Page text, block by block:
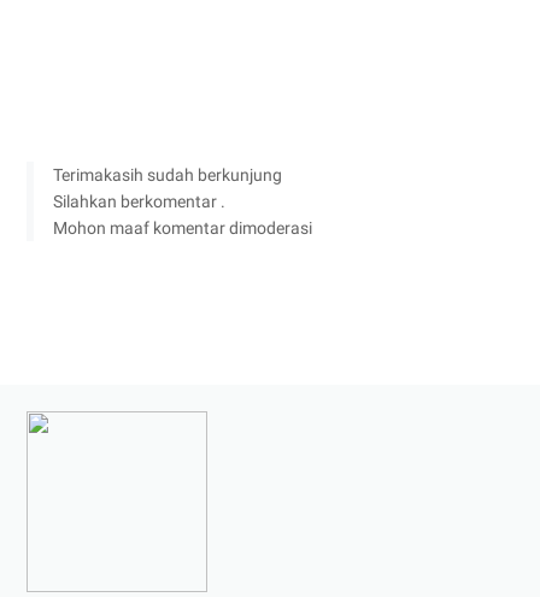
Terimakasih sudah berkunjung
Silahkan berkomentar .
Mohon maaf komentar dimoderasi